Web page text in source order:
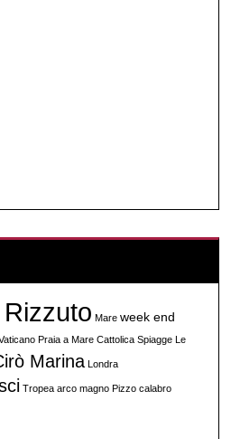
Mare week end
Praia a Mare Cattolica Spiagge Le
Marina Londra
Tropea arco magno Pizzo calabro